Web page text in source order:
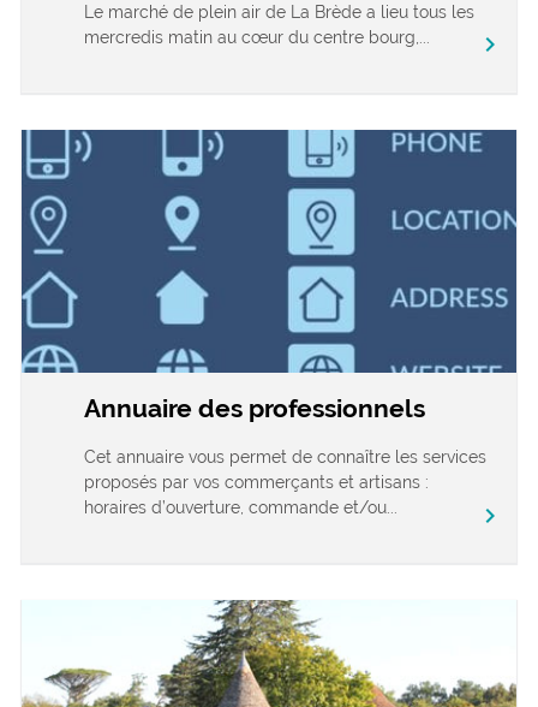
Le marché de plein air de La Brède a lieu tous les
mercredis matin au cœur du centre bourg,...
chevron_right
Annuaire des professionnels
Cet annuaire vous permet de connaître les services
proposés par vos commerçants et artisans :
horaires d’ouverture, commande et/ou...
chevron_right